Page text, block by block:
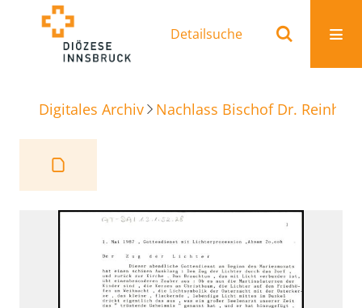
Detailsuche
Digitales Archiv Nachlass Bischof Dr.